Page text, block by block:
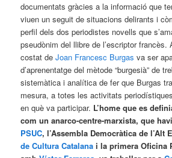
documentats gràcies a la informació que
viuen un seguit de situacions delirants i
perfil dels dos periodistes novells que
pseudònim del llibre de l’escriptor francès.
costat deJoan Francesc Burgasva ser
d’aprenentatge del mètode “burgesià” de
sistemàtica i analítica de fer que Burgas
mesura, a totes les activitats
en què va participar. L’home que es
com un anarco-centre-marxista, que
PSUC, l’Assembla Democràtica de l’Alt
de Cultura Catalana i la primera Oficina